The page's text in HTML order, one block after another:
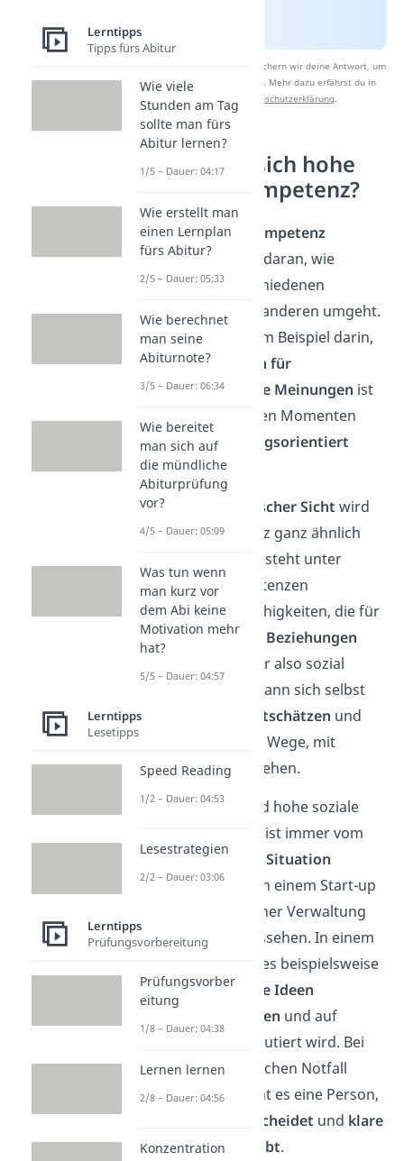
Nach Beantwortung speichern wir deine Antwort, um
Studyflix zu verbessern. Mehr dazu erfährst du in
unserer
Datenschutzerklärung.
Wie zeigt sich hohe
soziale Kompetenz?
Hohesoziale Kompetenz
erkennst du oft daran, wie
jemand in verschiedenen
Situationen mit anderen umgeht.
Sie zeigt sich zum Beispiel darin,
ob jemand
offen für
unterschiedliche Meinungen ist
oder in stressigen Momenten
ruhig und lösungsorientiert
bleibt.
Aus
psychologischer Sicht wird
Sozialkompetenz ganz ähnlich
definiert: Sie versteht unter
sozialen Kompetenzen
verschiedene Fähigkeiten, die für
positive soziale Beziehungen
wichtig sind. Wer also sozial
kompetent ist, kann sich selbst
wertschätzen und
findet passende Wege, mit
anderen umzugehen.
Aber:Ob jemand hohe soziale
Kompetenz hat, ist immer vom
Umfeld und der Situation
abhängig. Was in einem Start-up
zählt, kann in einer Verwaltung
ganz anders aussehen. In einem
Projektteam ist es beispielsweise
wichtig, dass
alle Ideen
einbringen dürfen und auf
Augenhöhe diskutiert wird. Bei
einem medizinischen Notfall
dagegen braucht es eine Person,
schnell entscheidet und klare
Anweisungen gibt.
Lerntipps
Tipps fürs Abitur
Wie viele
Stunden am Tag
sollte man fürs
Abitur lernen?
1/5 – Dauer: 04:17
Wie erstellt man
einen Lernplan
fürs Abitur?
2/5 – Dauer: 05:33
Wie berechnet
man seine
Abiturnote?
3/5 – Dauer: 06:34
Wie bereitet
man sich auf
die mündliche
Abiturprüfung
vor?
4/5 – Dauer: 05:09
Was tun wenn
man kurz vor
dem Abi keine
Motivation mehr
hat?
5/5 – Dauer: 04:57
Lerntipps
Lesetipps
Speed Reading
1/2 – Dauer: 04:53
Lesestrategien
2/2 – Dauer: 03:06
Lerntipps
Prüfungsvorbereitung
Prüfungsvorber
eitung
1/8 – Dauer: 04:38
Lernen lernen
2/8 – Dauer: 04:56
Konzentration